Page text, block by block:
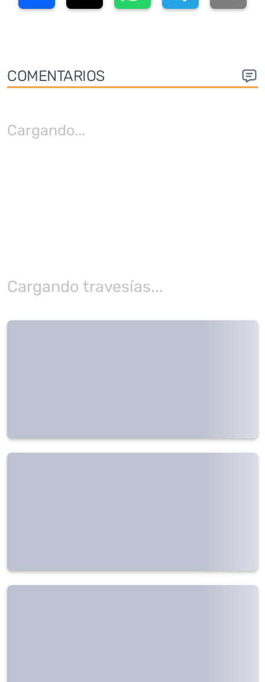
COMENTARIOS
Cargando...
Cargando travesías...